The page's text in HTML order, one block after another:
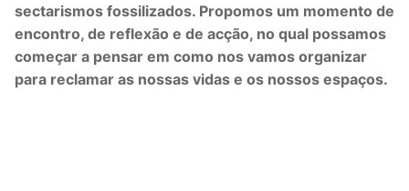
sectarismos fossilizados. Propomos um momento de
encontro, de reflexão e de acção, no qual possamos
começar a pensar em como nos vamos organizar
para reclamar as nossas vidas e os nossos espaços.